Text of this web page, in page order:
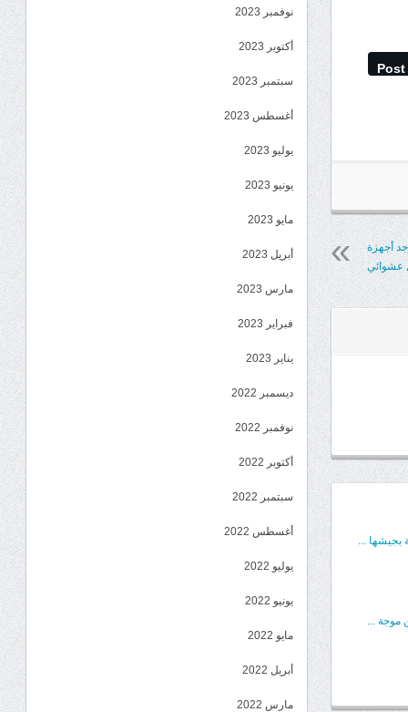
Post
أجهزة
عشوائي
بجيشها ...
...
نوفمبر 2023
أكتوبر 2023
سبتمبر 2023
أغسطس 2023
يوليو 2023
يونيو 2023
مايو 2023
أبريل 2023
مارس 2023
فبراير 2023
يناير 2023
ديسمبر 2022
نوفمبر 2022
أكتوبر 2022
سبتمبر 2022
أغسطس 2022
يوليو 2022
يونيو 2022
مايو 2022
أبريل 2022
مارس 2022